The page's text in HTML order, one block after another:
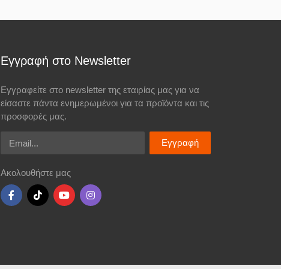
Εγγραφή στο Newsletter
Εγγραφείτε στο newsletter της εταιρίας μας για να
είσαστε πάντα ενημερωμένοι για τα προϊόντα και τις
προσφορές μας.
Εγγραφή
Ακολουθήστε μας